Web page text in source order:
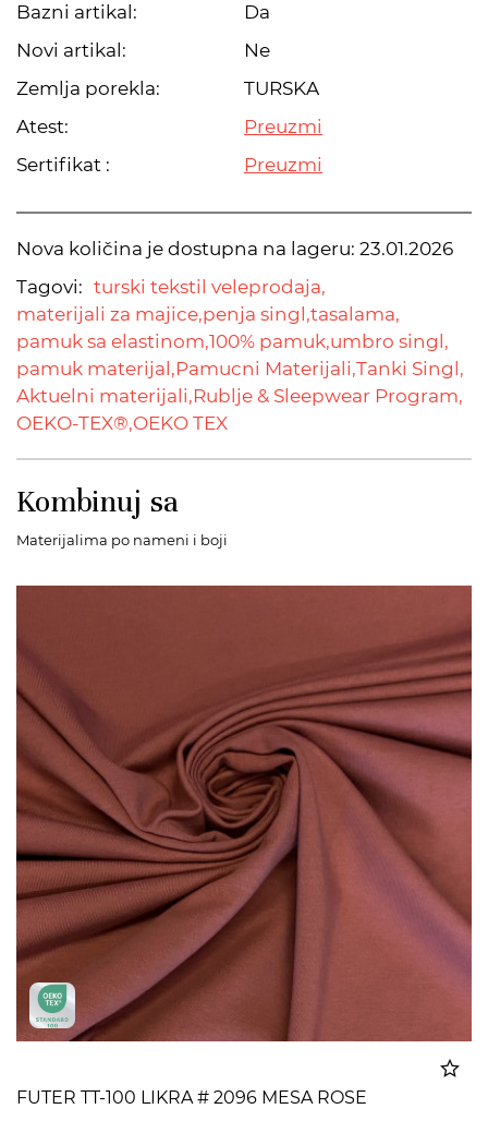
Bazni artikal:
Da
Novi artikal:
Ne
Zemlja porekla:
TURSKA
Atest:
Preuzmi
Sertifikat :
Preuzmi
Nova količina je dostupna na lageru: 23.01.2026
Tagovi: turski tekstil veleprodaja,
materijali za majice,penja singl,tasalama,
pamuk sa elastinom,100% pamuk,umbro singl,
pamuk materijal,Pamucni Materijali,Tanki Singl,
Aktuelni materijali,Rublje & Sleepwear Program,
OEKO-TEX®,OEKO TEX
Kombinuj sa
Materijalima po nameni i boji
FUTER TT-100 LIKRA # 2096 MESA ROSE